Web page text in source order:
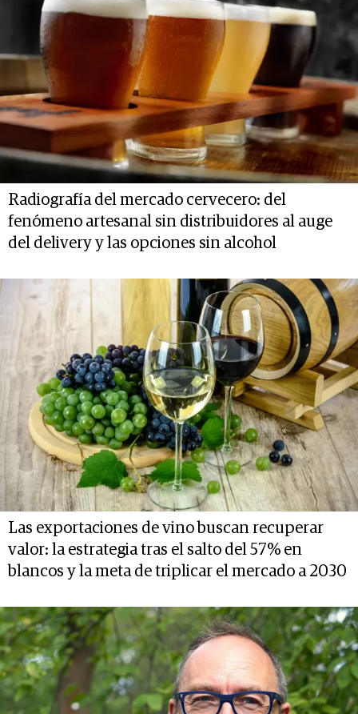
Radiografía del mercado cervecero: del
fenómeno artesanal sin distribuidores al auge
del delivery y las opciones sin alcohol
Las exportaciones de vino buscan recuperar
valor: la estrategia tras el salto del 57% en
blancos y la meta de triplicar el mercado a 2030